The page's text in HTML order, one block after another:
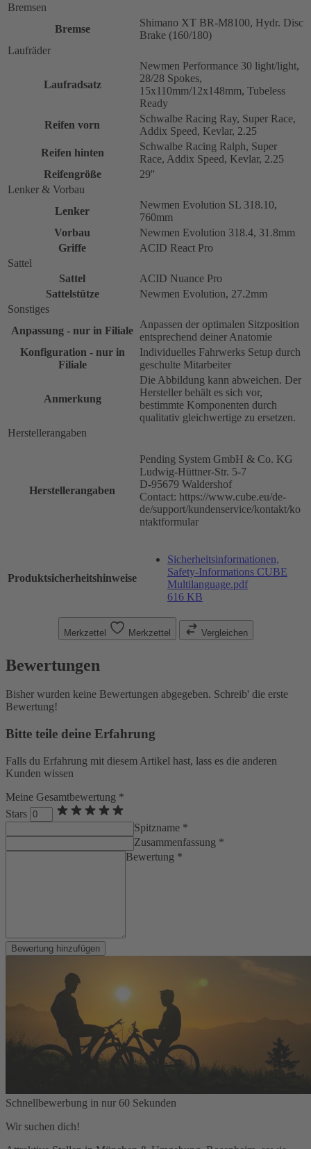
Bremsen
Bremse
Shimano XT BR-M8100, Hydr. Disc
Brake (160/180)
Laufräder
Laufradsatz
Newmen Performance 30 light/light,
28/28 Spokes,
15x110mm/12x148mm, Tubeless
Ready
Reifen vorn
Schwalbe Racing Ray, Super Race,
Addix Speed, Kevlar, 2.25
Reifen hinten
Schwalbe Racing Ralph, Super
Race, Addix Speed, Kevlar, 2.25
Reifengröße
29''
Lenker & Vorbau
Lenker
Newmen Evolution SL 318.10,
760mm
Vorbau
Newmen Evolution 318.4, 31.8mm
Griffe
ACID React Pro
Sattel
Sattel
ACID Nuance Pro
Sattelstütze
Newmen Evolution, 27.2mm
Sonstiges
Anpassung - nur in Filiale
Anpassen der optimalen Sitzposition
entsprechend deiner Anatomie
Konfiguration - nur in
Filiale
Individuelles Fahrwerks Setup durch
geschulte Mitarbeiter
Anmerkung
Die Abbildung kann abweichen. Der
Hersteller behält es sich vor,
bestimmte Komponenten durch
qualitativ gleichwertige zu ersetzen.
Herstellerangaben
Herstellerangaben
Pending System GmbH & Co. KG
Ludwig-Hüttner-Str. 5-7
D-95679 Waldershof
Contact: https://www.cube.eu/de-
de/support/kundenservice/kontakt/ko
ntaktformular
Produktsicherheitshinweise
Sicherheitsinformationen,
Safety-Informations CUBE
Multilanguage.pdf
616 KB
Merkzettel Merkzettel Vergleichen
Bewertungen
Bisher wurden keine Bewertungen abgegeben. Schreib' die erste
Bewertung!
Bitte teile deine Erfahrung
Falls du Erfahrung mit diesem Artikel hast, lass es die anderen
Kunden wissen
Meine Gesamtbewertung *
Stars
Spitzname *
Zusammenfassung *
Bewertung *
Bewertung hinzufügen
Schnellbewerbung in nur 60 Sekunden
Wir suchen dich!